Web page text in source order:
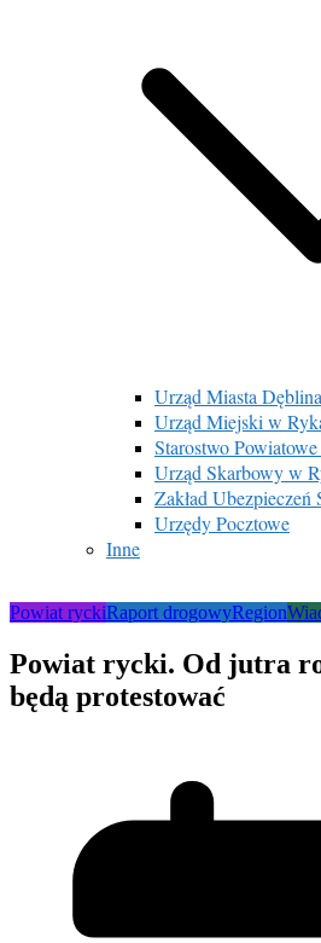
Urząd Miasta Dęblina
Urząd Miejski w
Starostwo
Urząd Skarbowy w
Zakład Ubezpieczeń
Urzędy Pocztowe
Inne
Powiat ryckiRaport drogowyRegion
Powiat rycki. Od jutra
będą protestować